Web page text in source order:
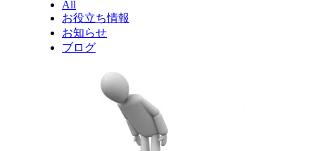
All
お役立ち情報
お知らせ
ブログ